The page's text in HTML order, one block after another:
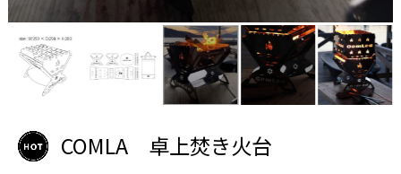
COMLA 卓上焚き火台